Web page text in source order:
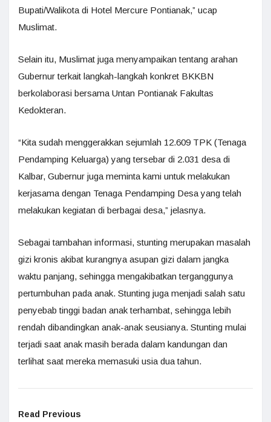
Bupati/Walikota di Hotel Mercure Pontianak,” ucap
Muslimat.
Selain itu, Muslimat juga menyampaikan tentang arahan
Gubernur terkait langkah-langkah konkret BKKBN
berkolaborasi bersama Untan Pontianak Fakultas
Kedokteran.
“Kita sudah menggerakkan sejumlah 12.609 TPK (Tenaga
Pendamping Keluarga) yang tersebar di 2.031 desa di
Kalbar, Gubernur juga meminta kami untuk melakukan
kerjasama dengan Tenaga Pendamping Desa yang telah
melakukan kegiatan di berbagai desa,” jelasnya.
Sebagai tambahan informasi, stunting merupakan masalah
gizi kronis akibat kurangnya asupan gizi dalam jangka
waktu panjang, sehingga mengakibatkan terganggunya
pertumbuhan pada anak. Stunting juga menjadi salah satu
penyebab tinggi badan anak terhambat, sehingga lebih
rendah dibandingkan anak-anak seusianya. Stunting mulai
terjadi saat anak masih berada dalam kandungan dan
terlihat saat mereka memasuki usia dua tahun.
Read Previous